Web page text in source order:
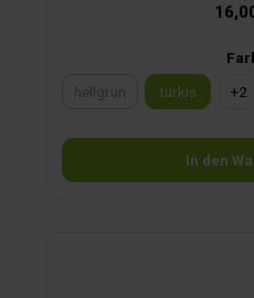
oder in der Werkstatt. Bis 8,5
Kindern
(Diese Option ist zurzeit
türkis +2
In den